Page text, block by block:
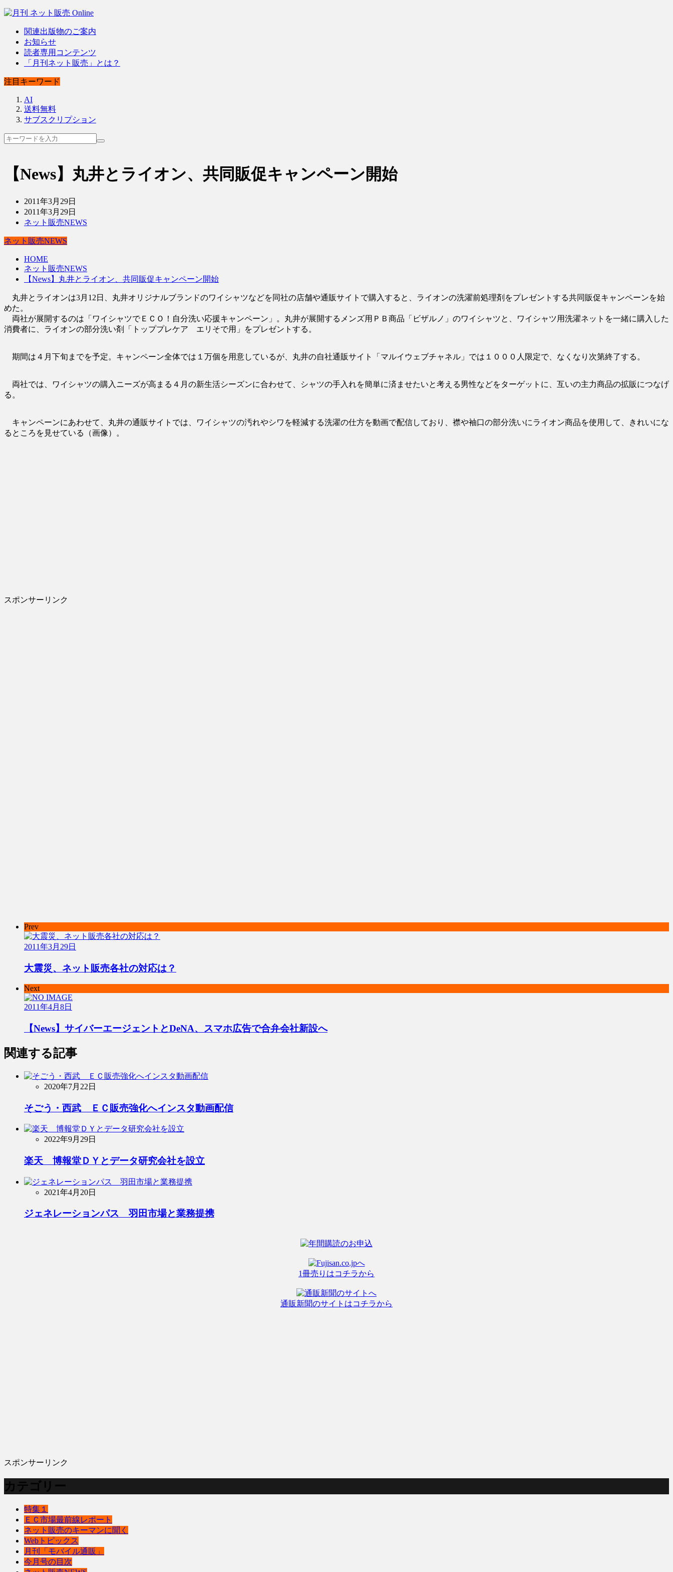
関連出版物のご案内
お知らせ
読者専用コンテンツ
「月刊ネット販売」とは？
注目キーワード
AI
送料無料
サブスクリプション
【News】丸井とライオン、共同販促キャンペーン開始
2011年3月29日
2011年3月29日
ネット販売NEWS
ネット販売NEWS
HOME
ネット販売NEWS
【News】丸井とライオン、共同販促キャンペーン開始
丸井とライオンは3月12日、丸井オリジナルブランドのワイシャツなどを同社の店舗や通販サイトで購入すると、ライオンの洗濯前処理剤をプレゼントする共同販促キャンペーンを始
めた。
両社が展開するのは「ワイシャツでＥＣＯ！自分洗い応援キャンペーン」。丸井が展開するメンズ用ＰＢ商品「ビザルノ」のワイシャツと、ワイシャツ用洗濯ネットを一緒に購入した
消費者に、ライオンの部分洗い剤「トッププレケア エリそで用」をプレゼントする。
期間は４月下旬までを予定。キャンペーン全体では１万個を用意しているが、丸井の自社通販サイト「マルイウェブチャネル」では１０００人限定で、なくなり次第終了する。
両社では、ワイシャツの購入ニーズが高まる４月の新生活シーズンに合わせて、シャツの手入れを簡単に済ませたいと考える男性などをターゲットに、互いの主力商品の拡販につなげ
る。
キャンペーンにあわせて、丸井の通販サイトでは、ワイシャツの汚れやシワを軽減する洗濯の仕方を動画で配信しており、襟や袖口の部分洗いにライオン商品を使用して、きれいにな
るところを見せている（画像）。
スポンサーリンク
Prev
2011年3月29日
大震災、ネット販売各社の対応は？
Next
2011年4月8日
【News】サイバーエージェントとDeNA、スマホ広告で合弁会社新設へ
関連する記事
2020年7月22日
そごう・西武 ＥＣ販売強化へインスタ動画配信
2022年9月29日
楽天 博報堂ＤＹとデータ研究会社を設立
2021年4月20日
ジェネレーションパス 羽田市場と業務提携
1冊売りはコチラから
通販新聞のサイトはコチラから
スポンサーリンク
カテゴリー
特集１
ＥＣ市場最前線レポート
ネット販売のキーマンに聞く
Webトピックス
月刊「モバイル通販」
今月号の目次